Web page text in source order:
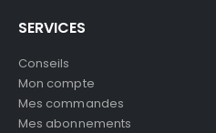
SERVICES
Conseils
Mon compte
Mes commandes
Mes abonnements